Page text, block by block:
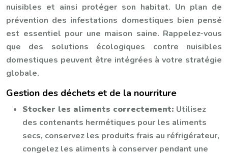
nuisibles et ainsi protéger son habitat. Un plan de
prévention des infestations domestiques bien pensé
est essentiel pour une maison saine. Rappelez-vous
que des solutions écologiques contre nuisibles
domestiques peuvent être intégrées à votre stratégie
globale.
Gestion des déchets et de la nourriture
Stocker les aliments correctement: Utilisez
des contenants hermétiques pour les aliments
secs, conservez les produits frais au réfrigérateur,
congelez les aliments à conserver pendant une